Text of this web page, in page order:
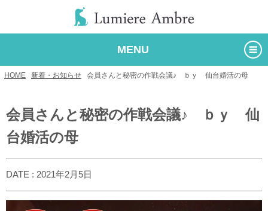
MENU
HOME 新着・お知らせ 会員さんと秘密の作戦会議♪ ｂｙ 仙台婚活の母
会員さんと秘密の作戦会議♪ ｂｙ 仙
台婚活の母
DATE : 2021年2月5日